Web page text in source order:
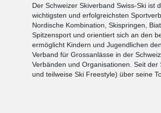
Der Schweizer Skiverband Swiss-Ski ist
wichtigsten und erfolgreichsten
Nordische Kombination, Skispringen,
Spitzensport und orientiert sich an den
ermöglicht Kindern und Jugendlichen
Verband für Grossanlässe in der
Verbänden und Organisationen. Seit der
und teilweise Ski Freestyle) über seine